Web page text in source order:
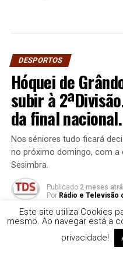
DESPORTOS
Hóquei de
subir à
da final nacional.
Nos séniores tudo ficará
no próximo domingo, com a
Sesimbra.
Publicado 2 meses
Por Rádio e Televisão
Este site utiliza Cookies
mesmo. Ao navegar está a
privacidade!